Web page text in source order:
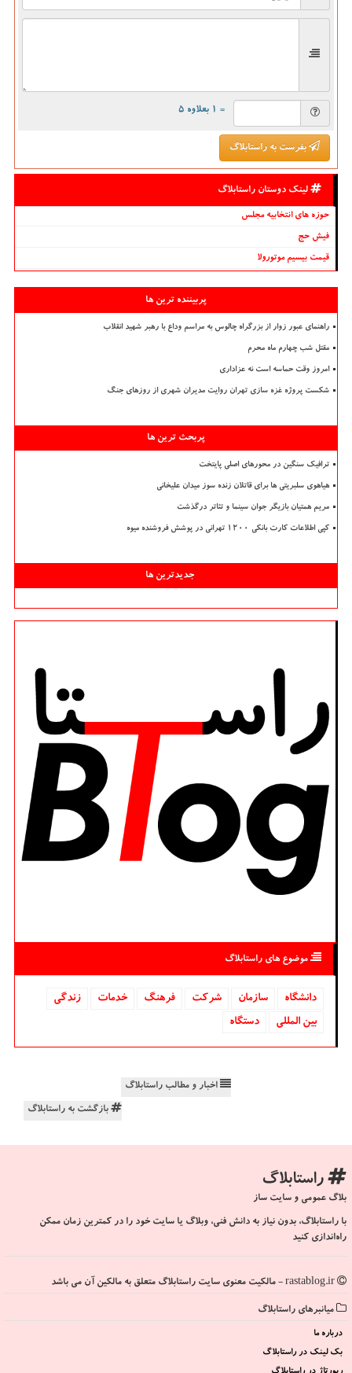
= ۱ بعلاوه ۵
بفرست به راستابلاگ
لینک دوستان راستابلاگ
حوزه های انتخابیه مجلس
فیش حج
قیمت بیسیم موتورولا
پربیننده ترین ها
راهنمای عبور زوار از بزرگراه چالوس به مراسم وداع با رهبر شهید انقلاب
مقتل شب چهارم ماه محرم
امروز وقت حماسه است نه عزاداری
شکست پروژه غزه سازی تهران روایت مدیران شهری از روزهای جنگ
پربحث ترین ها
ترافیک سنگین در محورهای اصلی پایتخت
هیاهوی سلبریتی ها برای قاتلان زنده سوز میدان علیخانی
مریم همتیان بازیگر جوان سینما و تئاتر درگذشت
کپی اطلاعات کارت بانکی ۱۲۰۰ تهرانی در پوشش فروشنده میوه
جدیدترین ها
موضوع های راستابلاگ
دانشگاه‌ سازمان شركت فرهنگ خدمات
زندگی
بین المللی
دستگاه
اخبار و مطالب راستابلاگ
بازگشت به راستابلاگ
راستابلاگ
بلاگ عمومی و سایت ساز
با راستابلاگ، بدون نیاز به دانش فنی، وبلاگ یا سایت خود را در کمترین زمان ممکن
راه‌اندازی کنید
میانبرهای راستابلاگ
درباره ما
بک لینک در راستابلاگ